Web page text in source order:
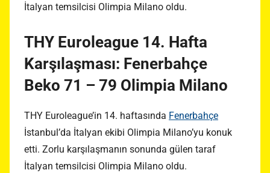
İtalyan temsilcisi Olimpia Milano oldu.
THY Euroleague 14. Hafta
Karşılaşması: Fenerbahçe
Beko 71 – 79 Olimpia Milano
THY Euroleague’in 14. haftasında Fenerbahçe
İstanbul’da İtalyan ekibi Olimpia Milano’yu konuk
etti. Zorlu karşılaşmanın sonunda gülen taraf
İtalyan temsilcisi Olimpia Milano oldu.